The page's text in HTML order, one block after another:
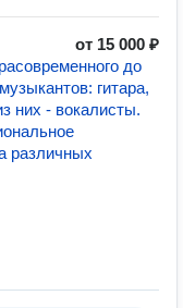
от 15 000 ₽
до
гитара,
них - вокалисты.
различных